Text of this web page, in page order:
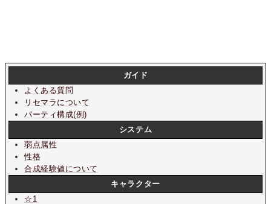
ガイド
よくある質問
リセマラについて
パーティ構成(例)
システム
弱点属性
性格
合成経験値について
キャラクター
☆1